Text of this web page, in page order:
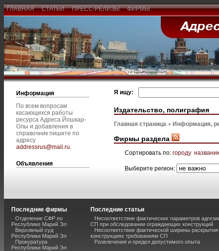
ГЛАВНАЯ СТАТЬИ ПРЕСС-РЕЛИЗЫ ФИРМЫ
Информация
По всем вопросам
касающихся работы
ресурса Адреса Йошкар-
Олы и добавления в
справочник пишите по
адресу
addressrus@mail.ru.
Объявления
Я ищу:
Издательство, полиграфия
Главная страница Информация,
Фирмы раздела
Сортировать по: городу
Выберите регион:
Последние фирмы
Отделение СФР по
Республике Марий Эл
Верховный суд
Республики Марий Эл
Прокуратура
Республики Марий Эл
Последние статьи
Несоответствие фактических параметров
СП при обследовании ограждающих конструкций
Несоответствие фактической ширины
конструкциях требованиям СП
Развлечения и предел допустимого опыта